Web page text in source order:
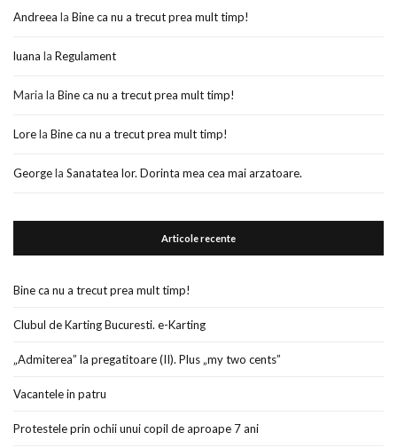
Andreea la Bine ca nu a trecut prea mult timp!
luana la Regulament
Maria la Bine ca nu a trecut prea mult timp!
Lorela Bine ca nu a trecut prea mult timp!
Georgela Sanatatea lor. Dorinta mea cea mai arzatoare.
Articole recente
Bine ca nu a trecut prea mult timp!
Clubul de Karting Bucuresti. e-Karting
„Admiterea” la pregatitoare (II). Plus „my two cents”
Vacantele in patru
Protestele prin ochii unui copil de aproape 7 ani